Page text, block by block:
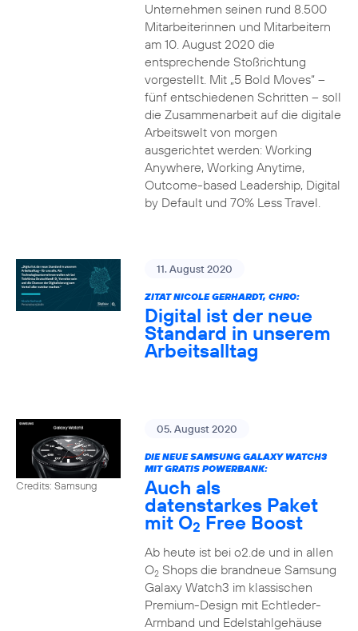
Unternehmen seinen rund 8.500
Mitarbeiterinnen und Mitarbeitern
am 10. August 2020 die
entsprechende Stoßrichtung
vorgestellt. Mit „5 Bold Moves“ –
fünf entschiedenen Schritten – soll
die Zusammenarbeit auf die digitale
Arbeitswelt von morgen
ausgerichtet werden: Working
Anywhere, Working Anytime,
Outcome-based Leadership, Digital
by Default und 70% Less Travel.
11. August 2020
ZITAT NICOLE GERHARDT, CHRO:
Digital ist der neue
Standard in unserem
Arbeitsalltag
Credits: Samsung
05. August 2020
DIE NEUE SAMSUNG GALAXY WATCH3
MIT GRATIS POWERBANK:
Auch als
datenstarkes Paket
mit O2 Free Boost
Ab heute ist bei o2.de und in allen
O2Shops die brandneue Samsung
Galaxy Watch3 im klassischen
Premium-Design mit Echtleder-
Armband und Edelstahlgehäuse